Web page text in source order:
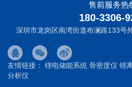
售前服务热
180-3306-
深圳市龙岗区南湾街道布澜路133号
友情链接： 锂电储能系统 骨密度仪 锂
分析仪